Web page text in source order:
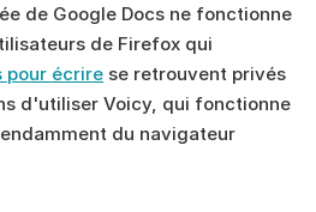
de Google Docs ne fonctionne
de Firefox qui
pour écrire se retrouvent privés
d'utiliser Voicy, qui fonctionne
du navigateur